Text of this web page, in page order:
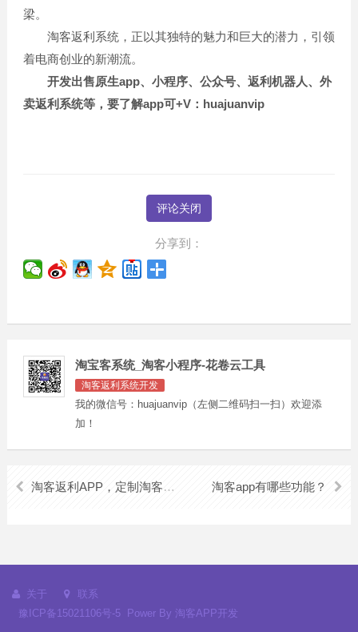
梁。
淘客返利系统，正以其独特的魅力和巨大的潜力，引领
着电商创业的新潮流。
开发出售原生app、小程序、公众号、返利机器人、外
卖返利系统等，要了解app可+V：huajuanvip
评论关闭
分享到：
淘宝客系统_淘客小程序-花卷云工具
淘客返利系统开发
我的微信号：huajuanvip（左侧二维码扫一扫）欢迎添
加！
淘客返利APP，定制淘客返利APP！ 淘客app有哪些功能？
关于
联系
豫ICP备15021106号-5
Power By 淘客APP开发